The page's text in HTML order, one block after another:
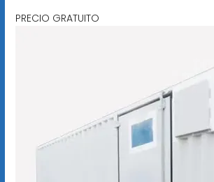
PRECIO GRATUITO